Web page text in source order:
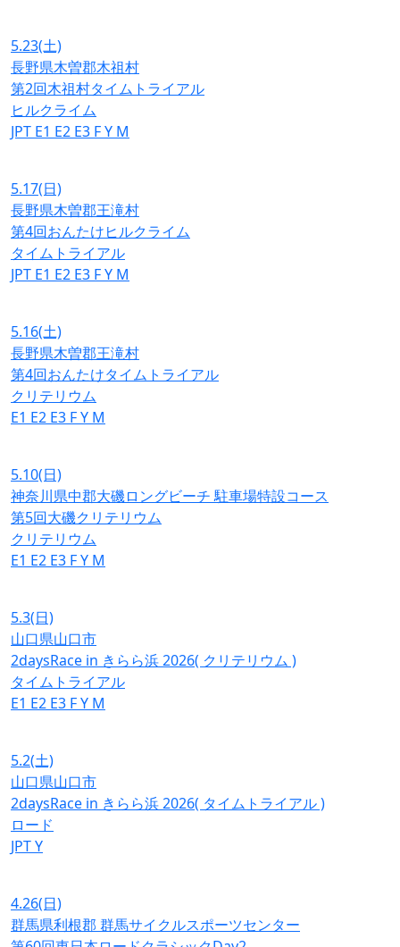
5.23(土)
長野県木曽郡木祖村
第2回木祖村タイムトライアル
ヒルクライム
JPT E1 E2 E3 FY M
5.17(日)
長野県木曽郡王滝村
第4回おんたけヒルクライム
タイムトライアル
JPT E1 E2 E3 FY M
5.16(土)
長野県木曽郡王滝村
第4回おんたけタイムトライアル
クリテリウム
E1 E2 E3 FY M
5.10(日)
神奈川県中郡大磯ロングビーチ 駐車場特設コース
第5回大磯クリテリウム
クリテリウム
E1 E2 E3 FY M
5.3(日)
山口県山口市
2daysRace in きらら浜 2026( クリテリウム )
タイムトライアル
E1 E2 E3 FY M
5.2(土)
山口県山口市
2daysRace in きらら浜 2026( タイムトライアル )
ロード
JPTY
4.26(日)
群馬県利根郡 群馬サイクルスポーツセンター